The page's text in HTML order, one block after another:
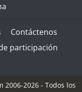
Contáctenos
participación
2006-2026 - Todos los